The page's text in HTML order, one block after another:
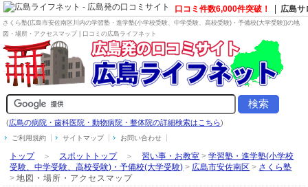
口コミ件数6,000件突破！ 広島サ
さくら塾(広島市安佐南区川内の学習塾・進学塾(小学校受験、中学受験、高校受験)・予備校(大学受験))の地
図・場所・アクセスマップ | 口コミの広島ライフネット
(広島の病院・歯科医院・動物病院・整体院の詳細検索はこちら)
ご利用規約 サイトマップ お問い合わせ
トップ＞ スポットトップ＞習い事・お教室 >学習塾・進学塾(小学校
受験、中学受験、高校受験)・予備校(大学受験) > 広島市安佐南区 > さくら塾
>地図・場所・アクセスマップ